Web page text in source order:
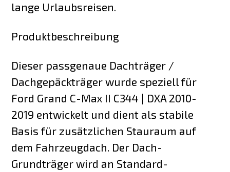
lange Urlaubsreisen.
Produktbeschreibung
Dieser passgenaue Dachträger /
Dachgepäckträger wurde speziell für
Ford Grand C-Max II C344 | DXA 2010-
2019 entwickelt und dient als stabile
Basis für zusätzlichen Stauraum auf
dem Fahrzeugdach. Der Dach-
Grundträger wird an Standard-